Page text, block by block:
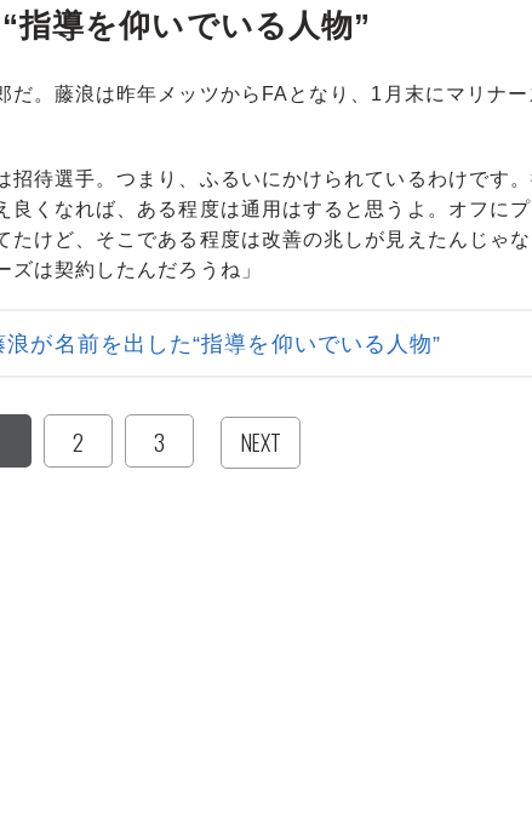
指導を仰いでいる人物”
。藤浪は昨年メッツからFAとなり、1月末にマリナー
招待選手。つまり、ふるいにかけられているわけです
良くなれば、ある程度は通用はすると思うよ。オフに
たけど、そこである程度は改善の兆しが見えたんじゃ
は契約したんだろうね」
が名前を出した“指導を仰いでいる人物”
2 3 NEXT